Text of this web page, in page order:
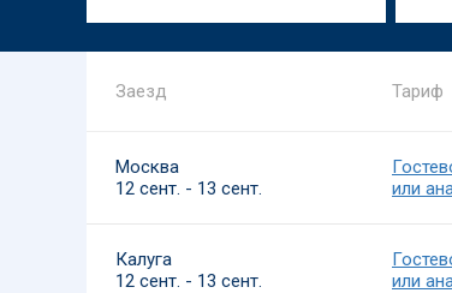
Заезд Тариф
Москва
12 сент. - 13 сент.
или
Калуга
12 сент. - 13 сент.
или